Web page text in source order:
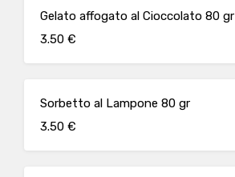
Gelato affogato al Cioccolato 80 gr
3.50 €
Sorbetto al Lampone 80 gr
3.50 €